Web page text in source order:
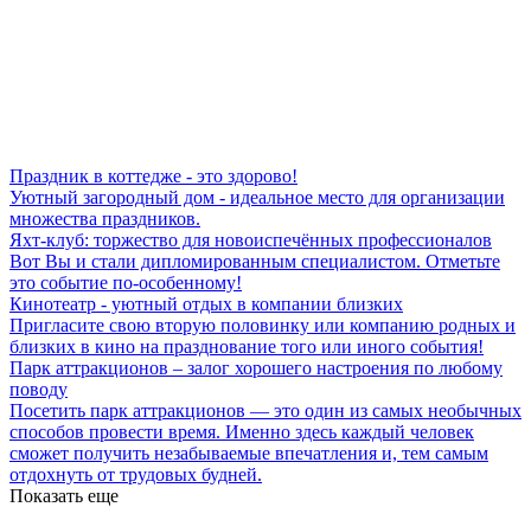
Праздник в коттедже - это здорово!
Уютный загородный дом - идеальное место для организации
множества праздников.
Яхт-клуб: торжество для новоиспечённых профессионалов
Вот Вы и стали дипломированным специалистом. Отметьте
это событие по-особенному!
Кинотеатр - уютный отдых в компании близких
Пригласите свою вторую половинку или компанию родных и
близких в кино на празднование того или иного события!
Парк аттракционов – залог хорошего настроения по любому
поводу
Посетить парк аттракционов — это один из самых необычных
способов провести время. Именно здесь каждый человек
сможет получить незабываемые впечатления и, тем самым
отдохнуть от трудовых будней.
Показать еще